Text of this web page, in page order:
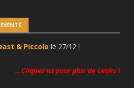
& Piccolo le 27/12 !
…Cliquez ici pour plus de Leaks !